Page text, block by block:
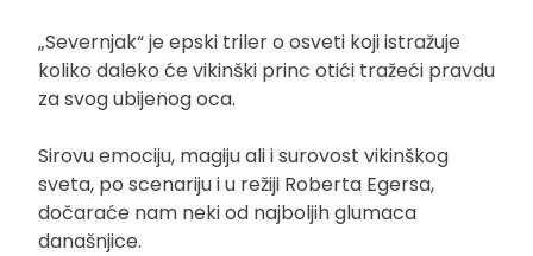
„Severnjak“ je epski triler o osveti koji istražuje
koliko daleko će vikinški princ otići tražeći pravdu
za svog ubijenog oca.
Sirovu emociju, magiju ali i surovost vikinškog
sveta, po scenariju i u režiji Roberta Egersa,
dočaraće nam neki od najboljih glumaca
današnjice.